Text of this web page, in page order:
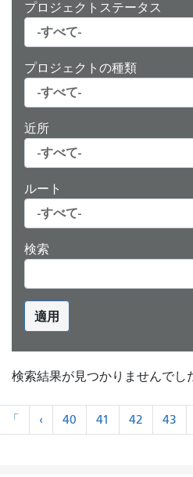
プロジェクトステータス
プロジェクトの種類
近所
ルート
検索
適用
検索結果が見つかりませんでし
ペ
ー
「 «
最
‹«
前
40 41 42 43